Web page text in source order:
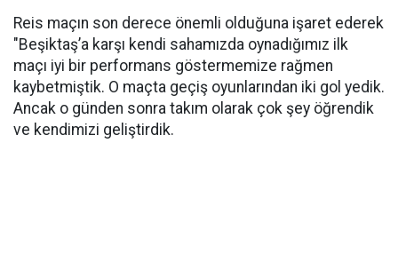
Reis maçın son derece önemli olduğuna işaret ederek
"Beşiktaş’a karşı kendi sahamızda oynadığımız ilk
maçı iyi bir performans göstermemize rağmen
kaybetmiştik. O maçta geçiş oyunlarından iki gol yedik.
Ancak o günden sonra takım olarak çok şey öğrendik
ve kendimizi geliştirdik.